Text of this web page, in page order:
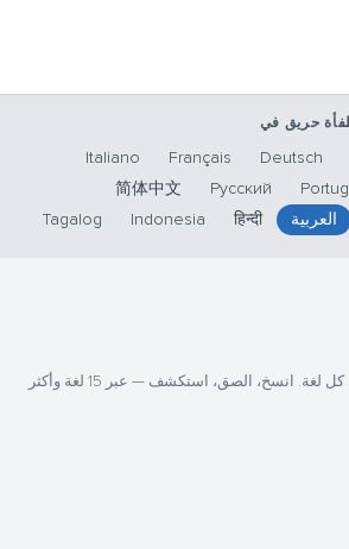
حريق في
Deutsch
Français
Italiano
Русский
简体中文
العربية हिन्दी
Indonesia
Tagalog
كل رمز تعبيري، كل معنى، كل لغة. انسخ، الصق، استكشف — عبر 15 لغة وأكثر